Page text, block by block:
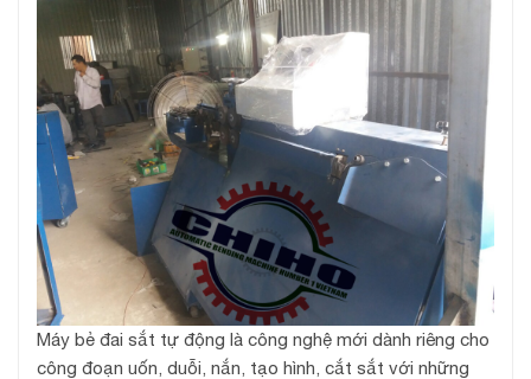
Máy bẻ đai sắt tự động là công nghệ mới dành riêng cho
công đoạn uốn, duỗi, nắn, tạo hình, cắt sắt với những